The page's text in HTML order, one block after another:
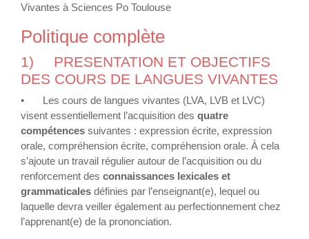
Vivantes à Sciences Po Toulouse
Politique complète
1)
PRESENTATION ET OBJECTIFS
DES COURS DE LANGUES VIVANTES
•
Les cours de langues vivantes (LVA, LVB et LVC)
visent essentiellement l’acquisition des quatre
compétences suivantes : expression écrite, expression
orale, compréhension écrite, compréhension orale. À cela
s’ajoute un travail régulier autour de l’acquisition ou du
renforcement des connaissances lexicales et
grammaticales définies par l’enseignant(e), lequel ou
laquelle devra veiller également au perfectionnement chez
l’apprenant(e) de la prononciation.